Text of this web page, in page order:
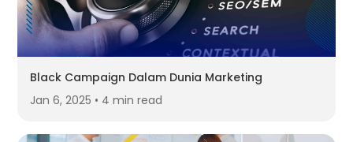
Black Campaign Dalam Dunia Marketing
Jan 6, 2025 • 4 min read